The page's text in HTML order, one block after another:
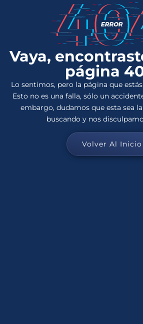
Vaya,
página
Lo sentimos, pero la página que
Esto no es una falla, sólo un
embargo, dudamos que esta sea
buscando y nos
Volver Al Inicio